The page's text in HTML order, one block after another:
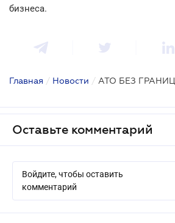
бизнеса.
Главная / Новости / АТО БЕЗ ГРАНИЦ
Оставьте комментарий
Войдите, чтобы оставить
комментарий